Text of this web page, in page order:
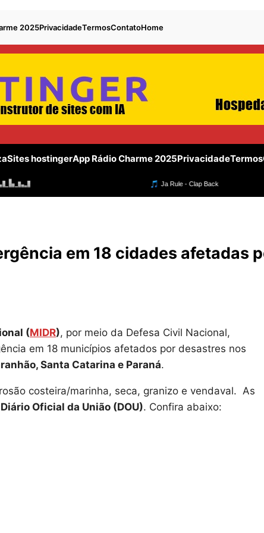
2025PrivacidadeTermosContatoHome
Sites hostingerApp Rádio Charme 2025PrivacidadeTermos
em 18 cidades afetadas
(MIDR), por meio da Defesa Civil Nacional,
em 18 municípios afetados por desastres nos
Santa Catarina e Paraná.
costeira/marinha, seca, granizo e vendaval. As
Diário Oficial da União (DOU). Confira abaixo: